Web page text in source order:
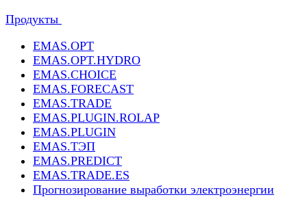
Продукты
EMAS.OPT
EMAS.OPT.HYDRO
EMAS.CHOICE
EMAS.FORECAST
EMAS.TRADE
EMAS.PLUGIN.ROLAP
EMAS.PLUGIN
EMAS.ТЭП
EMAS.PREDICT
EMAS.TRADE.ES
Прогнозирование выработки электроэнергии